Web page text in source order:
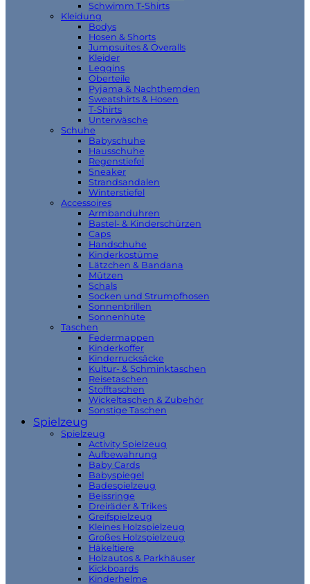
Schwimm T-Shirts
Kleidung
Bodys
Hosen & Shorts
Jumpsuites & Overalls
Kleider
Leggins
Oberteile
Pyjama & Nachthemden
Sweatshirts & Hosen
T-Shirts
Unterwäsche
Schuhe
Babyschuhe
Hausschuhe
Regenstiefel
Sneaker
Strandsandalen
Winterstiefel
Accessoires
Armbanduhren
Bastel- & Kinderschürzen
Caps
Handschuhe
Kinderkostüme
Lätzchen & Bandana
Mützen
Schals
Socken und Strumpfhosen
Sonnenbrillen
Sonnenhüte
Taschen
Federmappen
Kinderkoffer
Kinderrucksäcke
Kultur- & Schminktaschen
Reisetaschen
Stofftaschen
Wickeltaschen & Zubehör
Sonstige Taschen
Spielzeug
Spielzeug
Activity Spielzeug
Aufbewahrung
Baby Cards
Babyspiegel
Badespielzeug
Beissringe
Dreiräder & Trikes
Greifspielzeug
Kleines Holzspielzeug
Großes Holzspielzeug
Häkeltiere
Holzautos & Parkhäuser
Kickboards
Kinderhelme